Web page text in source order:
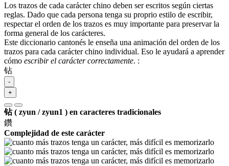
Los trazos de cada carácter chino deben ser escritos según ciertas
reglas. Dado que cada persona tenga su proprio estilo de escribir,
respectar el orden de los trazos es muy importante para preservar la
forma general de los carácteres.
Este diccionario cantonés le enseña una animación del orden de los
trazos para cada carácter chino individual. Eso le ayudará a aprender
cómo escribir el carácter correctamente. :
钻
-
+
钻 ( zyun / zyun1 ) en caracteres tradicionales
鑽
Complejidad de este carácter